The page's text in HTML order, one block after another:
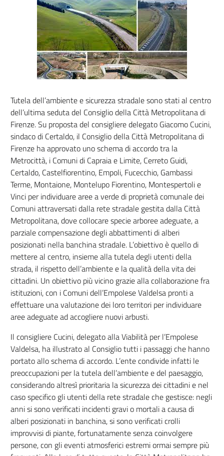
Tutela dell’ambiente e sicurezza stradale sono stati al centro
dell’ultima seduta del Consiglio della Città Metropolitana di
Firenze. Su proposta del consigliere delegato Giacomo Cucini,
sindaco di Certaldo, il Consiglio della Città Metropolitana di
Firenze ha approvato uno schema di accordo tra la
Metrocittà, i Comuni di Capraia e Limite, Cerreto Guidi,
Certaldo, Castelfiorentino, Empoli, Fucecchio, Gambassi
Terme, Montaione, Montelupo Fiorentino, Montespertoli e
Vinci per individuare aree a verde di proprietà comunale dei
Comuni attraversati dalla rete stradale gestita dalla Città
Metropolitana, dove collocare specie arboree adeguate, a
parziale compensazione degli abbattimenti di alberi
posizionati nella banchina stradale. L’obiettivo è quello di
mettere al centro, insieme alla tutela degli utenti della
strada, il rispetto dell’ambiente e la qualità della vita dei
cittadini. Un obiettivo più vicino grazie alla collaborazione fra
istituzioni, con i Comuni dell’Empolese Valdelsa pronti a
effettuare una valutazione dei loro territori per individuare
aree adeguate ad accogliere nuovi arbusti.
Il consigliere Cucini, delegato alla Viabilità per l’Empolese
Valdelsa, ha illustrato al Consiglio tutti i passaggi che hanno
portato allo schema di accordo. L’ente condivide infatti le
preoccupazioni per la tutela dell’ambiente e del paesaggio,
considerando altresì prioritaria la sicurezza dei cittadini e nel
caso specifico gli utenti della rete stradale che gestisce: negli
anni si sono verificati incidenti gravi o mortali a causa di
alberi posizionati in banchina, si sono verificati crolli
improvvisi di piante, fortunatamente senza coinvolgere
persone, con gli eventi atmosferici estremi ormai sempre più